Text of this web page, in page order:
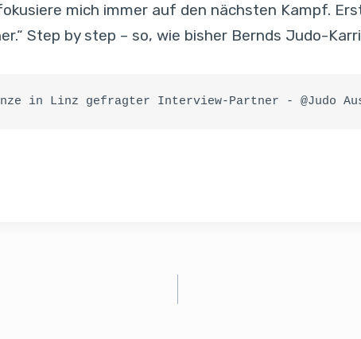
mich immer auf den nächsten Kampf.
Step by step – so, wie bisher Bernds Judo-
in Linz gefragter Interview-Partner -